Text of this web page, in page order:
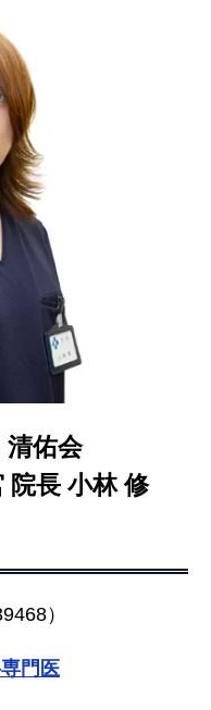
清佑会
院長 小林 修
）
門医